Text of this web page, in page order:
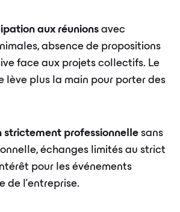
aux réunions avec
absence de propositions
face aux projets collectifs. Le
lève plus la main pour porter des
strictement professionnelle sans
échanges limités au strict
pour les événements
de l'entreprise.